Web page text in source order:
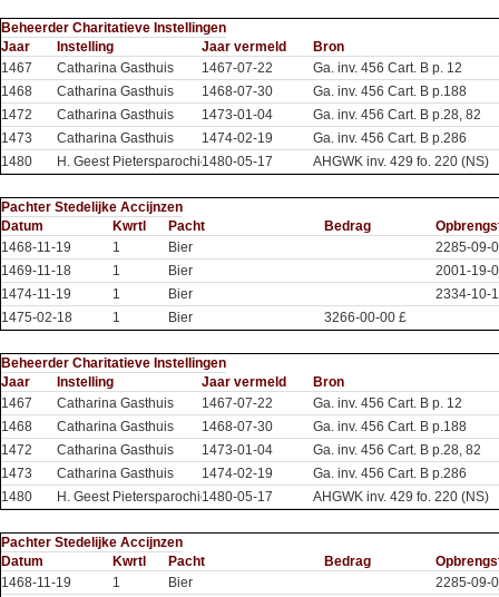
Beheerder Charitatieve Instellingen
Jaar
Instelling Jaar vermeld
Bron
1467
Catharina Gasthuis 1467-07-22
Ga. inv. 456 Cart. B p. 12
1468
Catharina Gasthuis 1468-07-30
Ga. inv. 456 Cart. B p.188
1472
Catharina Gasthuis 1473-01-04
Ga. inv. 456 Cart. B p.28, 82
1473
Catharina Gasthuis 1474-02-19
Ga. inv. 456 Cart. B p.286
1480
H. Geest Pietersparochie1480-05-17 AHGWK inv. 429 fo. 220 (NS)
Pachter Stedelijke Accijnzen
Datum
Kwrtl Pacht Bedrag
1468-11-19
1 Bier
2285-09-
1469-11-18
1 Bier
2001-19-
1474-11-19
1 Bier
2334-10-
1475-02-18
1 Bier 3266-00-00 £
Beheerder Charitatieve Instellingen
Jaar
Instelling Jaar vermeld
Bron
1467
Catharina Gasthuis 1467-07-22
Ga. inv. 456 Cart. B p. 12
1468
Catharina Gasthuis 1468-07-30
Ga. inv. 456 Cart. B p.188
1472
Catharina Gasthuis 1473-01-04
Ga. inv. 456 Cart. B p.28, 82
1473
Catharina Gasthuis 1474-02-19
Ga. inv. 456 Cart. B p.286
1480
H. Geest Pietersparochie1480-05-17 AHGWK inv. 429 fo. 220 (NS)
Pachter Stedelijke Accijnzen
Datum
Kwrtl Pacht Bedrag
1468-11-19
1 Bier
2285-09-